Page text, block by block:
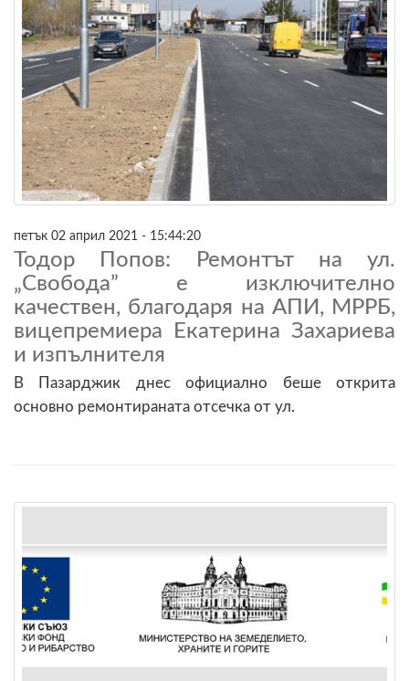
петък 02 април 2021 - 15:44:20
Тодор Попов: Ремонтът на ул.
„Свобода” е изключително
качествен, благодаря на АПИ, МРРБ,
вицепремиера Екатерина Захариева
и изпълнителя
В Пазарджик днес официално беше открита
основно ремонтираната отсечка от ул.